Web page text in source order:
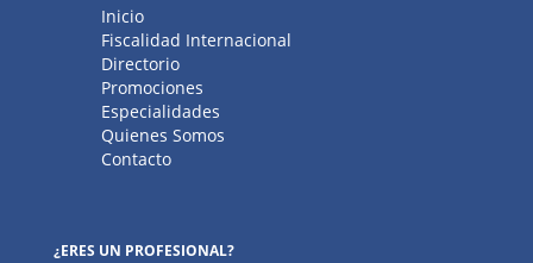
Inicio
Fiscalidad Internacional
Directorio
Promociones
Especialidades
Quienes Somos
Contacto
¿ERES UN PROFESIONAL?